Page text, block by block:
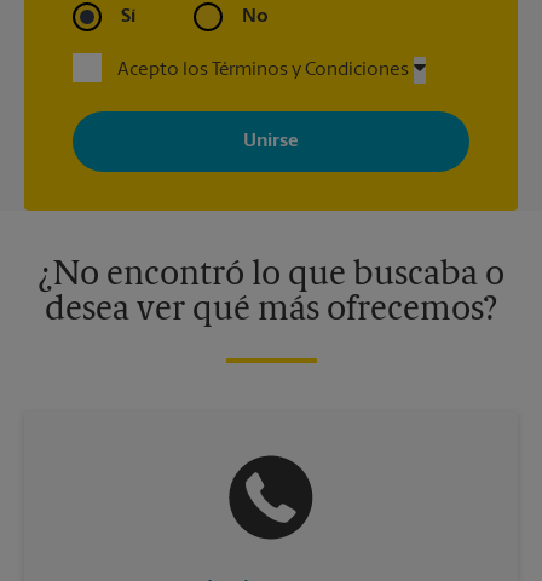
Sí No
Acepto los Términos y Condiciones
Al registrarse, acepta recibir correos electrónicos de The UPS
Store con noticias, ofertas especiales, promociones y mensajes
adaptados a sus intereses. Puede darse de baja en cualquier
momento. Para más información, consulte nuestra política de
¿No encontró lo que buscaba o
desea ver qué más ofrecemos?